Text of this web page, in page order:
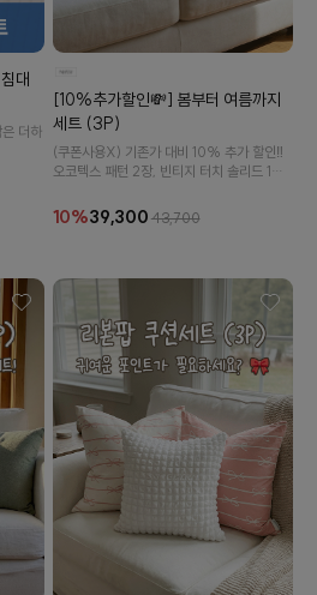
대
더하
게
[10%추가할인💸] 봄부터 여름까지
세트 (3P)
(쿠폰사용X) 기존가 대비 10% 추가 할인‼️
오코텍스 패턴 2장, 빈티지 터치 솔리드 1장
시원하게! 봄부터 여름까지 사용하기 좋은 커
버 세트입니다.
10%39,300 43,700